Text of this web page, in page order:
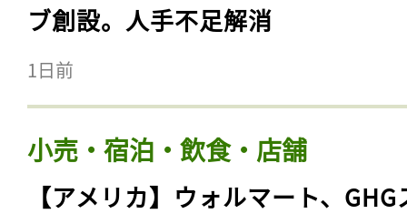
ブ創設。人手不足解消
1日前
小売・宿泊・飲食・店舗
【アメリカ】ウォルマート、GHG